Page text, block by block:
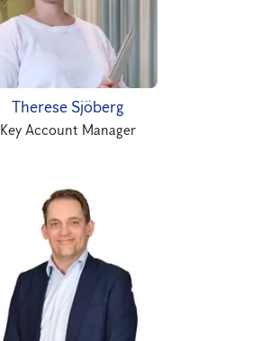
Therese Sjöberg
Key Account Manager